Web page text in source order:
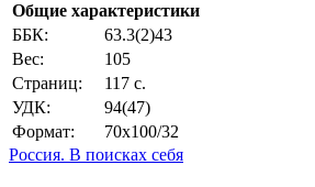
Общие характеристики
ББК:
63.3(2)43
Вес:
105
Страниц:
117 с.
УДК:
94(47)
Формат:
70х100/32
Россия. В поисках себя